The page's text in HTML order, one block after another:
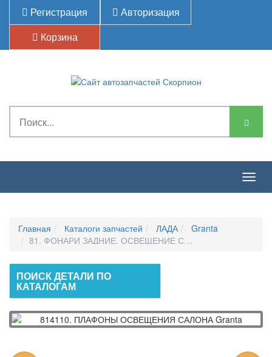
Регистрация
Авторизация
Корзина
Главная Каталоги запчастей ЛАДА
Granta
81. ФОНАРИ ЗАДНИЕ, ОСВЕЩЕНИЕ САЛОНА,
ПОИСК ДЕТАЛИ ПО
КАТАЛОГАМ